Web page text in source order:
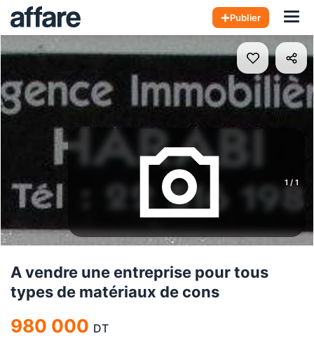
Publier
1 / 1
A vendre une entreprise pour tous
types de matériaux de cons
980 000 DT